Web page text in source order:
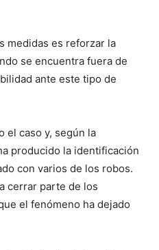
medidas es reforzar la
se encuentra fuera de
ante este tipo de
el caso y, según la
producido la identificación
con varios de los robos.
cerrar parte de los
el fenómeno ha dejado